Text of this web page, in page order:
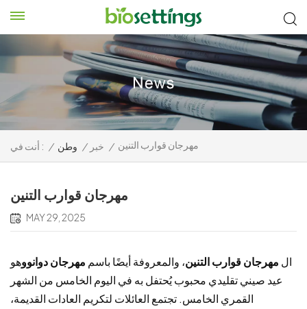
أنت في : / وطن / خبر / مهرجان قوارب التنين
مهرجان قوارب التنين
MAY 29, 2025
ال مهرجان قوارب التنين، والمعروفة أيضًا باسم مهرجان دوانووهو
عيد صيني تقليدي محبوب يُحتفل به في اليوم الخامس من الشهر
القمري الخامس. تجتمع العائلات لتكريم العادات القديمة،